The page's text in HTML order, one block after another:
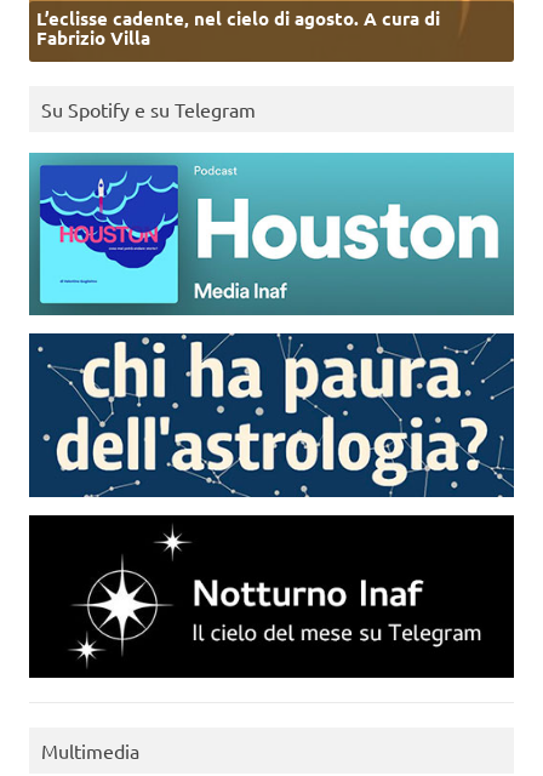
L’eclisse cadente, nel cielo di agosto. A cura di
Fabrizio Villa
Su Spotify e su Telegram
Multimedia